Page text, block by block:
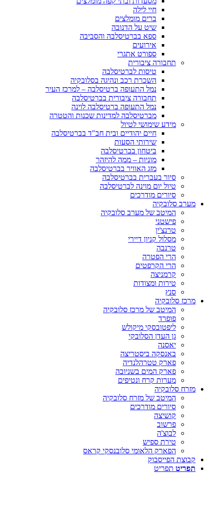
חיי לילה
ברים מומלצים
שיט על הדנובה
ספא בברטיסלבה והסביבה
אירועים
ספורט אתגרי
תחבורה ציבורית
טיסות לברטיסלבה
השכרת רכב ונהיגה בסלובקיה
נמל התעופה ברטיסלבה – למרכז העיר
תחבורה ציבורית בברטיסלבה
נמל התעופה ברטיסלבה לוינה
מברטיסלבה למדינות שכנות והטטרה
מידע שימושי לטיול
חיים יהודיים ובית חב"ד בברטיסלבה
שירותי הסעות
ביטחון בברטיסלבה
מוניות – ממה להיזהר
מזג האוויר בברטיסלבה
סיור בעברית בברטיסלבה
טיול יום מוינה לברטיסלבה
סיורים מודרכים
מערב סלובקיה
המיטב של מערב סלובקיה
פישטני
טרנצ'ין
מסלול קניון דיירי
טרנבה
הרי הפטרה
הרי הקרפטים
קרמניצה
טירות ומצודות
סנץ
מרכז סלובקיה
המיטב של מרכז סלובקיה
פופרד
ליפטובסקי מיקולש
גן העדן הסלובקי
יאסנה
באנסקה ביסטריצה
פארק טטרהלנדיה
פארק המים בשניובה
מערות קרח ונטיפים
מזרח סלובקיה
המיטב של מזרח סלובקיה
סיורים מודרכים
קושיצה
פרשוב
לבוצ'ה
טירת ספיש
הפארק הלאומי סלובנסקי קראס
קבוצת הפייסבוק
תפריט תפריט